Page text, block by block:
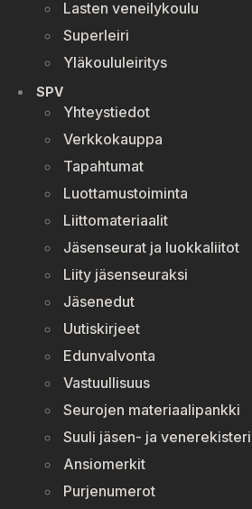
Lasten veneilykoulu
Superleiri
Yläkoululeiritys
SPV
Yhteystiedot
Verkkokauppa
Tapahtumat
Luottamustoiminta
Liittomateriaalit
Jäsenseurat ja luokkaliitot
Liity jäsenseuraksi
Jäsenedut
Uutiskirjeet
Edunvalvonta
Vastuullisuus
Seurojen materiaalipankki
Suuli jäsen- ja venerekisteri
Ansiomerkit
Purjenumerot